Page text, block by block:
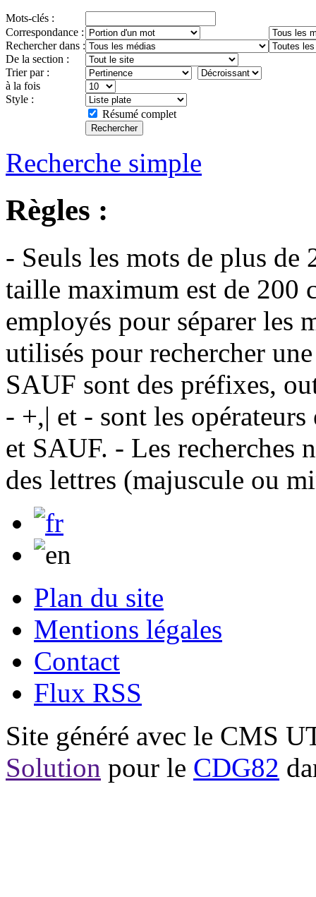
Mots-clés :
Correspondance :
Rechercher dans :
De la section :
Trier par :
à la fois
Style :
Résumé complet
Recherche simple
Règles :
- Seuls les mots de plus de
taille maximum est de 200
employés pour séparer les
utilisés pour rechercher
SAUF sont des préfixes,
- +,| et - sont les
et SAUF. - Les recherches
des lettres (majuscule ou
Plan du site
Mentions légales
Contact
Flux RSS
Site généré avec le CMS
Solution pour le CDG82